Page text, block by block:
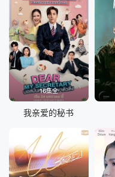
16集全
我亲爱的秘书